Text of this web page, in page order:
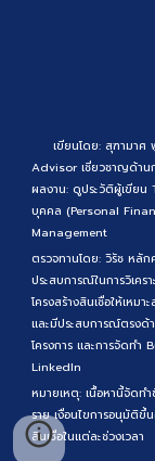
เขียนโดย: สุฑามา
Advisor เชี่ยวชาญด้านก
ผลงาน: ดูประวัติผู้เขียน
บุคคล (Personal
Management
ตรวจทานโดย: วิรัช หลั
ประสบการณ์ในการวิเคร
โครงสร้างสินเชื่อให้เหม
และมีประสบการณ์ตรง
โครงการ และการจัดท
LinkedIn
หมายเหตุ: เนื้อหานี้จัดทำ
ราย เงื่อนไขการอนุมัติขึ้
สินเชื่อในแต่ละช่วงเวลา